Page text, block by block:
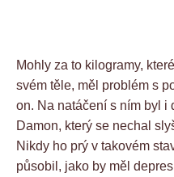
Mohly za to kilogramy,
svém těle, měl problém s
on. Na natáčení s ním byl i
Damon, který se nechal
Nikdy ho prý v takovém
působil, jako by měl